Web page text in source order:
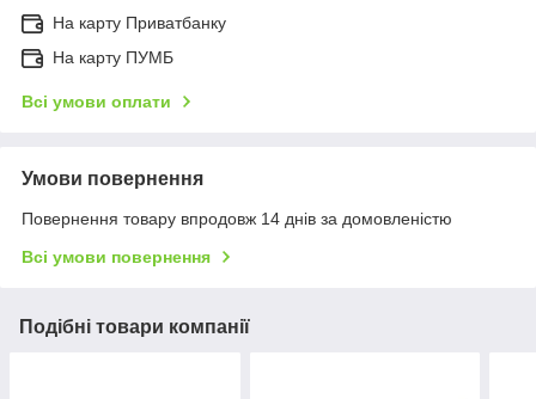
На карту Приватбанку
На карту ПУМБ
Всі умови оплати
Умови повернення
Повернення товару впродовж 14 днів за домовленістю
Всі умови повернення
Подібні товари компанії